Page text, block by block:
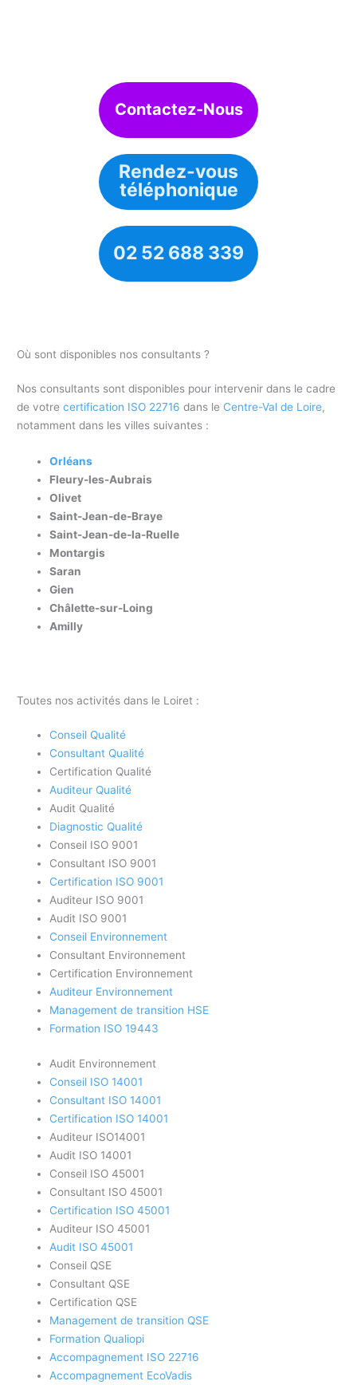
Contactez-Nous
Rendez-vous
téléphonique
02 52 688 339
Où sont disponibles nos consultants ?
Nos consultants sont disponibles pour intervenir dans le cadre
de votrecertification ISO 22716dans le Centre-Val de Loire,
notamment dans les villes suivantes :
Orléans
Fleury-les-Aubrais
Olivet
Saint-Jean-de-Braye
Saint-Jean-de-la-Ruelle
Montargis
Saran
Gien
Châlette-sur-Loing
Amilly
Toutes nos activités dans le Loiret :
Conseil Qualité
Consultant Qualité
Certification Qualité
Auditeur Qualité
Audit Qualité
Diagnostic Qualité
Conseil ISO 9001
Consultant ISO 9001
Certification ISO 9001
Auditeur ISO 9001
Audit ISO 9001
Conseil Environnement
Consultant Environnement
Certification Environnement
Auditeur Environnement
Management de transition HSE
Formation ISO 19443
Audit Environnement
Conseil ISO 14001
Consultant ISO 14001
Certification ISO 14001
Auditeur ISO14001
Audit ISO 14001
Conseil ISO 45001
Consultant ISO 45001
Certification ISO 45001
Auditeur ISO 45001
Audit ISO 45001
Conseil QSE
Consultant QSE
Certification QSE
Management de transition QSE
Formation Qualiopi
Accompagnement ISO 22716
Accompagnement EcoVadis